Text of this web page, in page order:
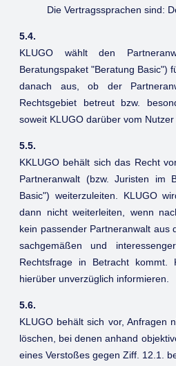
Die Vertragssprachen sind:
5.4.
KLUGO wählt den
Beratungspaket "Beratung Basic")
danach aus, ob der
Rechtsgebiet betreut bzw.
soweit KLUGO darüber vom
5.5.
KKLUGO behält sich das Recht
Partneranwalt (bzw. Juristen im
Basic") weiterzuleiten. KLUGO
dann nicht weiterleiten, wenn
kein passender Partneranwalt aus
sachgemäßen und
Rechtsfrage in Betracht kommt.
hierüber unverzüglich informieren.
5.6.
KLUGO behält sich vor, Anfragen
löschen, bei denen anhand
eines Verstoßes gegen Ziff. 12.1.